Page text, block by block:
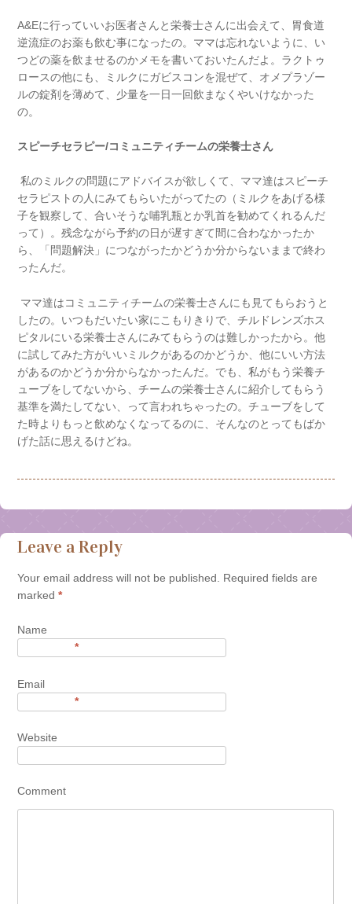
A&Eに行っていいお医者さんと栄養士さんに出会えて、胃食道
逆流症のお薬も飲む事になったの。ママは忘れないように、い
つどの薬を飲ませるのかメモを書いておいたんだよ。ラクトゥ
ロースの他にも、ミルクにガビスコンを混ぜて、オメプラゾー
ルの錠剤を薄めて、少量を一日一回飲まなくやいけなかった
の。
スピーチセラピー/コミュニティチームの栄養士さん
私のミルクの問題にアドバイスが欲しくて、ママ達はスピーチ
セラピストの人にみてもらいたがってたの（ミルクをあげる様
子を観察して、合いそうな哺乳瓶とか乳首を勧めてくれるんだ
って）。残念ながら予約の日が遅すぎて間に合わなかったか
ら、「問題解決」につながったかどうか分からないままで終わ
ったんだ。
ママ達はコミュニティチームの栄養士さんにも見てもらおうと
したの。いつもだいたい家にこもりきりで、チルドレンズホス
ピタルにいる栄養士さんにみてもらうのは難しかったから。他
に試してみた方がいいミルクがあるのかどうか、他にいい方法
があるのかどうか分からなかったんだ。でも、私がもう栄養チ
ューブをしてないから、チームの栄養士さんに紹介してもらう
基準を満たしてない、って言われちゃったの。チューブをして
た時よりもっと飲めなくなってるのに、そんなのとってもばか
げた話に思えるけどね。
Leave a Reply
Your email address will not be published. Required fields are
marked*
Name
*
Email
*
Website
Comment